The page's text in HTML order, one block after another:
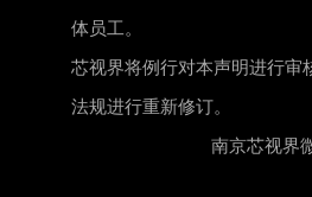
体员工。
芯视界将例行对本声明进行审
法规进行重新修订。
南京芯视界